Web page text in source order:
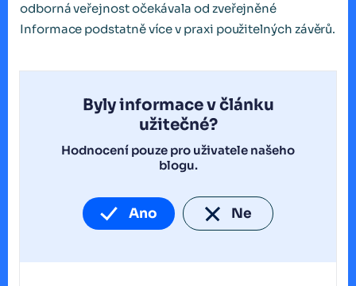
odborná veřejnost očekávala od zveřejněné
Informace podstatně více v praxi použitelných závěrů.
Byly informace v článku
užitečné?
Hodnocení pouze pro uživatele našeho
blogu.
Ano Ne